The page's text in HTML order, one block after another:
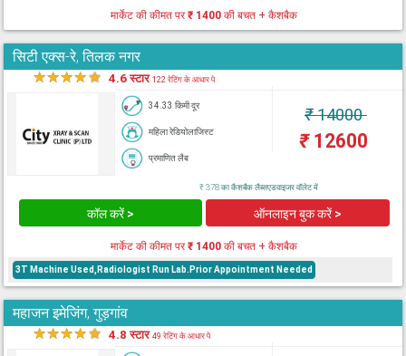
मार्केट की कीमत पर₹ 1400 की बचत + कैशबैक
सिटी एक्स-रे, तिलक नगर
★★★★★ 4.6 स्टार122 रेटिंग के आधार पे
34.33 किमी दूर
महिला रेडियोलाजिस्ट
प्रमाणित लैब
₹14000
₹12600
₹ 378 का कैशबैक लैब्सएडवाइजर वॉलेट में
कॉल करें > ऑनलाइन बुक करें >
मार्केट की कीमत पर₹ 1400 की बचत + कैशबैक
3T Machine Used,Radiologist Run Lab.Prior Appointment Needed
महाजन इमेजिंग, गुड़गांव
★★★★★ 4.8 स्टार49 रेटिंग के आधार पे